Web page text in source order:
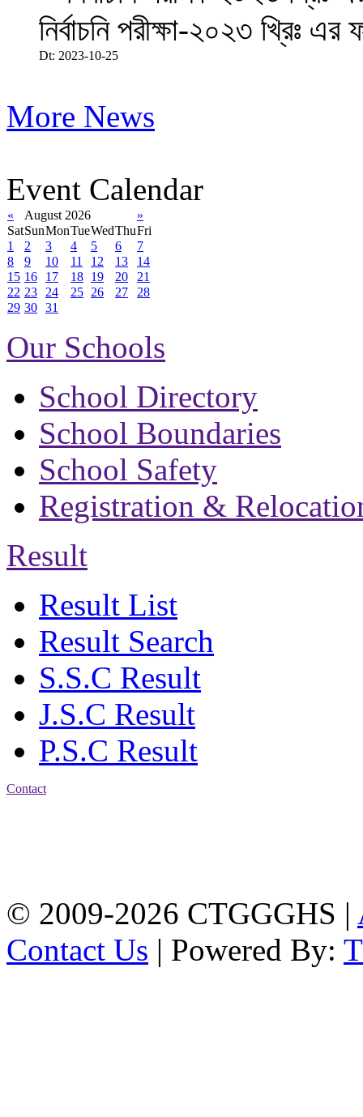
নির্বাচনি পরীক্ষা-২০২৩ খ্রিঃ
Dt: 2023-10-25
More News
Event Calendar
« August 2026
»
SatSunMonTueWedThuFri
1
2 3 4 5 6
7
8
9 10 11 12 13
14
15 16 17 18 19 20
21
22 23 24 25 26 27
28
29 30 31
Our Schools
School Directory
School Boundaries
School Safety
Registration &
Result
Result List
Result Search
S.S.C Result
J.S.C Result
P.S.C Result
Contact
© 2009-2026 CTGGGHS |
Contact Us | Powered By: